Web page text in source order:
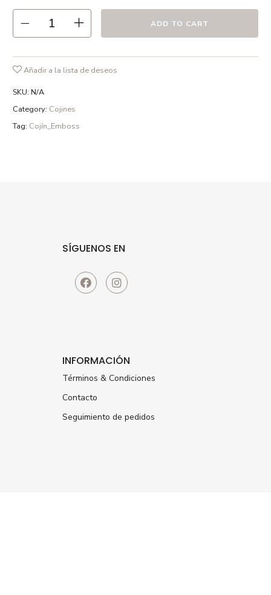
● Hecho en España
● Recomendamos lavado en frío ó a 30º max. , el uso de
detergentes sin fosfatos y en ciclo delicado.
ADD TO CART
Añadir a la lista de deseos
SKU:N/A
Category: Cojines
Tag: Cojín_Emboss
SÍGUENOS EN
INFORMACIÓN
Términos & Condiciones
Contacto
Seguimiento de pedidos